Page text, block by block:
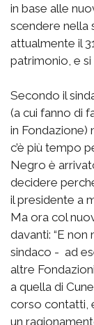
in base alle
scendere nella
attualmente il
patrimonio, e si
Secondo il
(a cui fanno di
in Fondazione)
c’è più tempo
Negro è
decidere
il presidente a
Ma ora col
davanti: “E
sindaco - ad
altre
a quella di
corso contatti,
un